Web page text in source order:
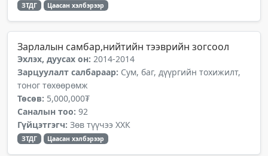
ЗТДГ Цаасан хэлбэрээр
Зарлалын самбар,нийтийн тээврийн зогсоол
Эхлэх, дуусах он: 2014-2014
Зарцуулалт салбараар: Сум, баг, дүүргийн тохижилт,
тоног төхөөрөмж
Төсөв: 5,000,000₮
Саналын тоо: 92
Гүйцэтгэгч: Зөв түүчээ ХХК
ЗТДГ Цаасан хэлбэрээр